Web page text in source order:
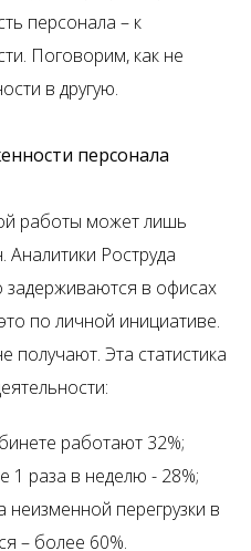
персонала – к
Поговорим, как не
в другую.
персонала
работы может лишь
Роструда
задерживаются в офисах
по личной инициативе.
получают. Эта статистика
работают 32%;
1 раза в неделю - 28%;
неизменной перегрузки в
– более 60%.